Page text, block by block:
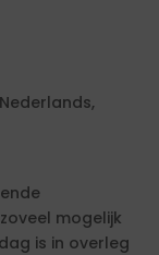
mogelijk
is in overleg